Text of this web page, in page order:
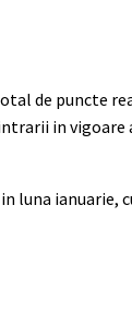
de puncte
in
luna ianuarie,